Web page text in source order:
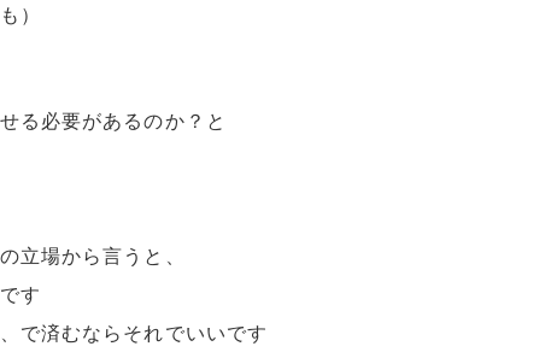
）
る必要があるのか？と
立場から言うと、
す
で済むならそれでいいです